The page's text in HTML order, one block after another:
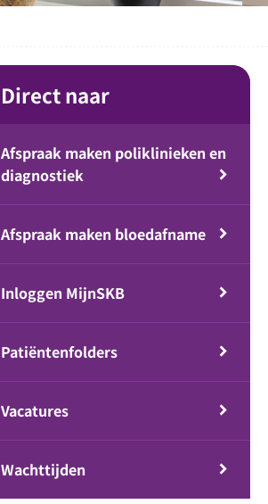
Direct naar
Afspraak maken poliklinieken en
diagnostiek
Afspraak maken bloedafname
Inloggen MijnSKB
Patiëntenfolders
Vacatures
Wachttijden